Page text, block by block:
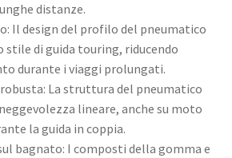
distanze.
Il design del profilo del pneumatico
stile di guida touring, riducendo
durante i viaggi prolungati.
La struttura del pneumatico
lineare, anche su moto
la guida in coppia.
bagnato: I composti della gomma e